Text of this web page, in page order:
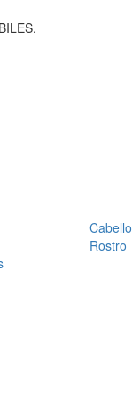
Cabello
Rostro